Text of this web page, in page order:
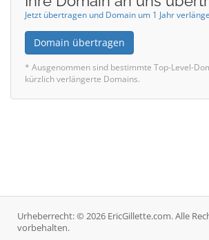
Jetzt übertragen und Domain um 1 Jahr
Domain übertragen
* Ausgenommen sind bestimmte Top-Level-
kürzlich verlängerte Domains.
Urheberrecht: © 2026 EricGillette.com. Alle
vorbehalten.